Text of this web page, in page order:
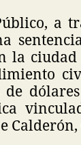
a
ciudad